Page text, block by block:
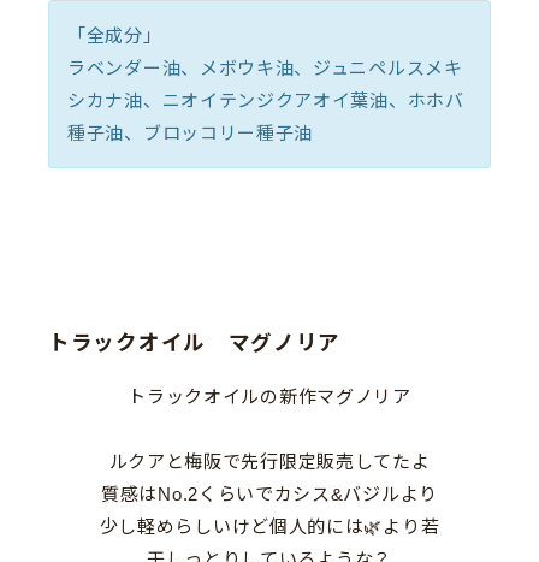
「全成分」
ラベンダー油、メボウキ油、ジュニペルスメキ
シカナ油、ニオイテンジクアオイ葉油、ホホバ
種子油、ブロッコリー種子油
トラックオイル マグノリア
トラックオイルの新作マグノリア
ルクアと梅阪で先行限定販売してたよ
質感はNo.2くらいでカシス&バジルより
少し軽めらしいけど個人的には🌿より若